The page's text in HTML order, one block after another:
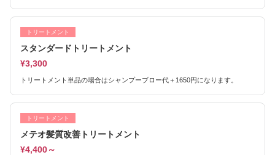
トリートメント
スタンダードトリートメント
¥3,300
トリートメント単品の場合はシャンプーブロー代＋1650円になります。
トリートメント
メテオ髪質改善トリートメント
¥4,400～